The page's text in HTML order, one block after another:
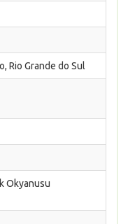
Rio Grande do Sul
Okyanusu